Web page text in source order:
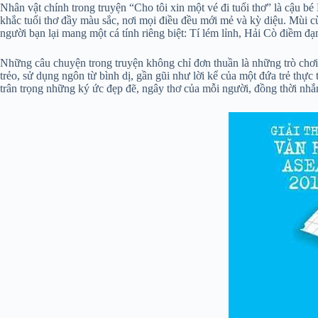
Nhân vật chính trong truyện “Cho tôi xin một vé đi tuổi thơ” là cậu
khắc tuổi thơ đầy màu sắc, nơi mọi điều đều mới mẻ và kỳ diệu. Mùi
người bạn lại mang một cá tính riêng biệt: Tí lém lỉnh, Hải Cò điềm
Những câu chuyện trong truyện không chỉ đơn thuần là những trò
trẻo, sử dụng ngôn từ bình dị, gần gũi như lời kể của một đứa trẻ
trân trọng những ký ức đẹp đẽ, ngây thơ của mỗi người, đồng thời